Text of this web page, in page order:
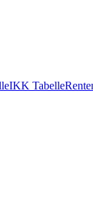
IKK Tabelle